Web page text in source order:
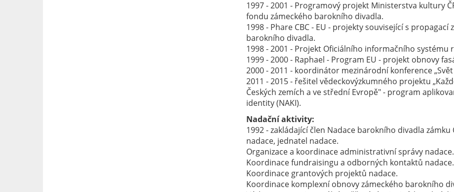
1997 - 2001 - Programový projekt Ministerstva kultury
fondu zámeckého barokního divadla.
1998 - Phare CBC - EU - projekty související s propagací
barokního divadla.
1998 - 2001 - Projekt Oficiálního informačního systému
1999 - 2000 - Raphael - Program EU - projekt obnovy
2000 - 2011 - koordinátor mezinárodní konference
2011 - 2015 - řešitel vědeckovýzkumného projektu
Českých zemích a ve střední Evropě" - program
identity (NAKI).
Nadační aktivity:
1992 - zakládající člen Nadace barokního divadla
nadace, jednatel nadace.
Organizace a koordinace administrativní správy nadace.
Koordinace fundraisingu a odborných kontaktů nadace.
Koordinace grantových projektů nadace.
Koordinace komplexní obnovy zámeckého barokního